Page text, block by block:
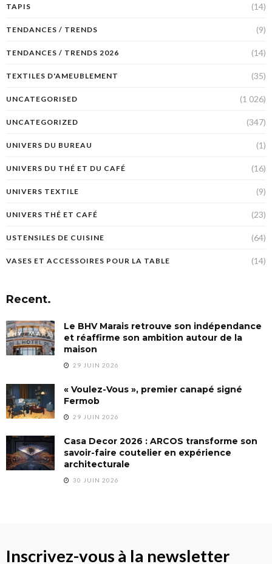
TAPIS (14)
TENDANCES / TRENDS (9)
TENDANCES / TRENDS 2026 (14)
TEXTILES D'AMEUBLEMENT (35)
UNCATEGORISED (1 026)
UNCATEGORIZED (347)
UNIVERS DU BUREAU (1)
UNIVERS DU THÉ ET DU CAFÉ (16)
UNIVERS TEXTILE (9)
UNIVERS THÉ ET CAFÉ (23)
USTENSILES DE CUISINE (64)
VASES ET ACCESSOIRES POUR LA TABLE (14)
Recent.
Le BHV Marais retrouve son indépendance
et réaffirme son ambition autour de la
maison
29 JUIN 2026
« Voulez-Vous », premier canapé signé
Fermob
29 JUIN 2026
Casa Decor 2026 : ARCOS transforme son
savoir-faire coutelier en expérience
architecturale
30 JUIN 2026
Inscrivez-vous à la newsletter